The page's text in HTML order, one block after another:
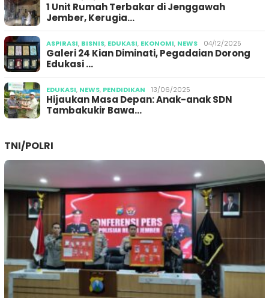
1 Unit Rumah Terbakar di Jenggawah
Jember, Kerugia…
ASPIRASI, BISNIS, EDUKASI, EKONOMI, NEWS 04/12/2025
Galeri 24 Kian Diminati, Pegadaian Dorong
Edukasi …
EDUKASI, NEWS, PENDIDIKAN 13/06/2025
Hijaukan Masa Depan: Anak-anak SDN
Tambakukir Bawa…
TNI/POLRI